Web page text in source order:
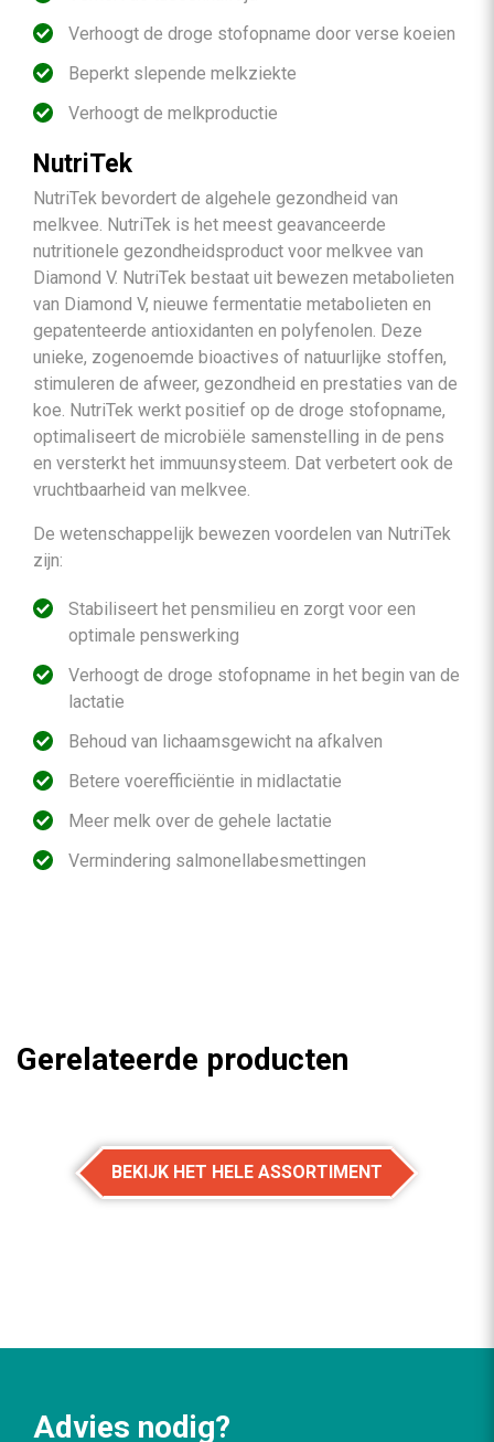
Verhoogt de droge stofopname door verse koeien
Beperkt slepende melkziekte
Verhoogt de melkproductie
NutriTek
NutriTek bevordert de algehele gezondheid van
melkvee. NutriTek is het meest geavanceerde
nutritionele gezondheidsproduct voor melkvee van
Diamond V. NutriTek bestaat uit bewezen metabolieten
van Diamond V, nieuwe fermentatie metabolieten en
gepatenteerde antioxidanten en polyfenolen. Deze
unieke, zogenoemde bioactives of natuurlijke stoffen,
stimuleren de afweer, gezondheid en prestaties van de
koe. NutriTek werkt positief op de droge stofopname,
optimaliseert de microbiële samenstelling in de pens
en versterkt het immuunsysteem. Dat verbetert ook de
vruchtbaarheid van melkvee.
De wetenschappelijk bewezen voordelen van NutriTek
zijn:
Stabiliseert het pensmilieu en zorgt voor een
optimale penswerking
Verhoogt de droge stofopname in het begin van de
lactatie
Behoud van lichaamsgewicht na afkalven
Betere voerefficiëntie in midlactatie
Meer melk over de gehele lactatie
Vermindering salmonellabesmettingen
Gerelateerde producten
BEKIJK HET HELE ASSORTIMENT
Advies nodig?